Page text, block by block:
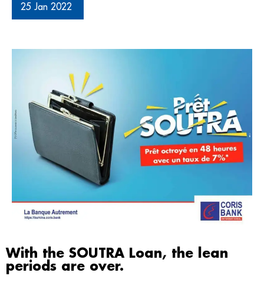
25 Jan 2022
With the SOUTRA Loan, the lean
periods are over.